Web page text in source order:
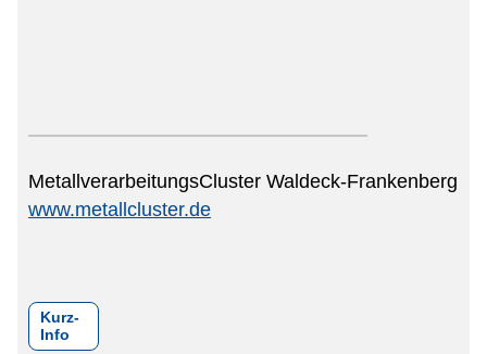
MetallverarbeitungsCluster Waldeck-Frankenberg
www.metallcluster.de
Kurz-
Info